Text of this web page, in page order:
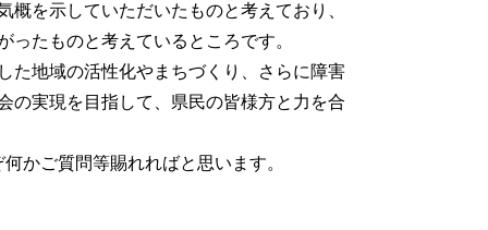
を示していただいたものと考えており、
たものと考えているところです。
地域の活性化やまちづくり、さらに障害
の実現を目指して、県民の皆様方と力を合
かご質問等賜れればと思います。